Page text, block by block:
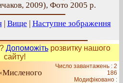
2009), Фото 2005 р.
| Вище Наступне зображення
Допоможітьрозвитку нашого
сайту!
Число завантажень : 2
186
Модифіковано :